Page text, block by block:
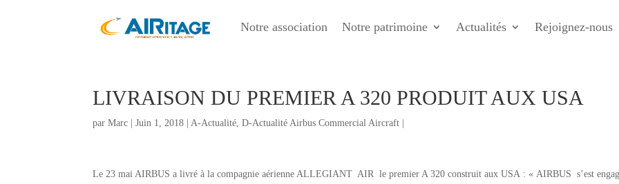
Notre association Notre patrimoine Actualités Rejoignez-nous
LIVRAISON DU PREMIER A 320 PRODUIT AUX USA
parMarc |Juin 1, 2018 |A-Actualité,D-Actualité Airbus Commercial Aircraft
Le 23 mai AIRBUS a livré à la compagnie aérienne ALLEGIANT AIR le premier A 320 construit aux USA : « AIRBUS s’est